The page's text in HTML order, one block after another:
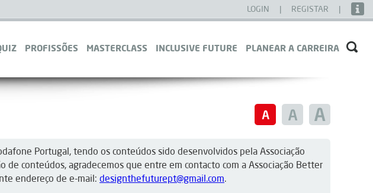
PROFISSÕES MASTERCLASS INCLUSIVE FUTURE PLANEAR A CARREIRA
LOGIN | REGISTAR |
Portugal, tendo os conteúdos sido desenvolvidos pela Associação
conteúdos, agradecemos que entre em contacto com a Associação Better
endereço de e-mail: designthefuturept@gmail.com.